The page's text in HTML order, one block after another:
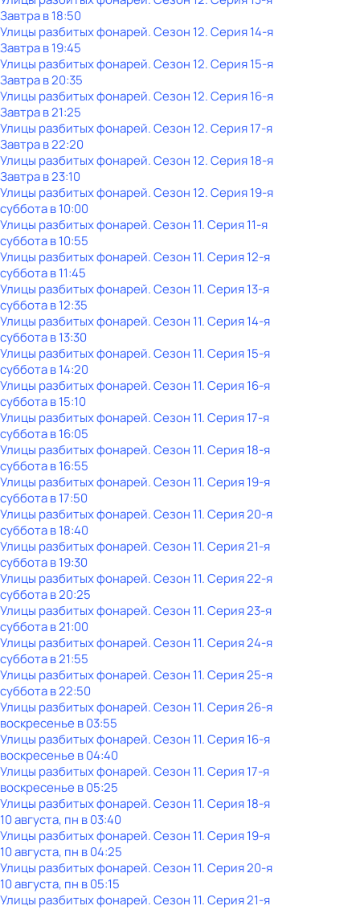
Завтра в 18:50
Улицы разбитых фонарей. Сезон 12. Серия 14-я
Завтра в 19:45
Улицы разбитых фонарей. Сезон 12. Серия 15-я
Завтра в 20:35
Улицы разбитых фонарей. Сезон 12. Серия 16-я
Завтра в 21:25
Улицы разбитых фонарей. Сезон 12. Серия 17-я
Завтра в 22:20
Улицы разбитых фонарей. Сезон 12. Серия 18-я
Завтра в 23:10
Улицы разбитых фонарей. Сезон 12. Серия 19-я
субботав10:00
Улицы разбитых фонарей. Сезон 11. Серия 11-я
субботав10:55
Улицы разбитых фонарей. Сезон 11. Серия 12-я
субботав11:45
Улицы разбитых фонарей. Сезон 11. Серия 13-я
субботав12:35
Улицы разбитых фонарей. Сезон 11. Серия 14-я
субботав13:30
Улицы разбитых фонарей. Сезон 11. Серия 15-я
субботав14:20
Улицы разбитых фонарей. Сезон 11. Серия 16-я
субботав15:10
Улицы разбитых фонарей. Сезон 11. Серия 17-я
субботав16:05
Улицы разбитых фонарей. Сезон 11. Серия 18-я
субботав16:55
Улицы разбитых фонарей. Сезон 11. Серия 19-я
субботав17:50
Улицы разбитых фонарей. Сезон 11. Серия 20-я
субботав18:40
Улицы разбитых фонарей. Сезон 11. Серия 21-я
субботав19:30
Улицы разбитых фонарей. Сезон 11. Серия 22-я
субботав20:25
Улицы разбитых фонарей. Сезон 11. Серия 23-я
субботав21:00
Улицы разбитых фонарей. Сезон 11. Серия 24-я
субботав21:55
Улицы разбитых фонарей. Сезон 11. Серия 25-я
субботав22:50
Улицы разбитых фонарей. Сезон 11. Серия 26-я
воскресенье в03:55
Улицы разбитых фонарей. Сезон 11. Серия 16-я
воскресенье в04:40
Улицы разбитых фонарей. Сезон 11. Серия 17-я
воскресенье в05:25
Улицы разбитых фонарей. Сезон 11. Серия 18-я
10 августа, пн в 03:40
Улицы разбитых фонарей. Сезон 11. Серия 19-я
10 августа, пн в 04:25
Улицы разбитых фонарей. Сезон 11. Серия 20-я
10 августа, пн в 05:15
Улицы разбитых фонарей. Сезон 11. Серия 21-я